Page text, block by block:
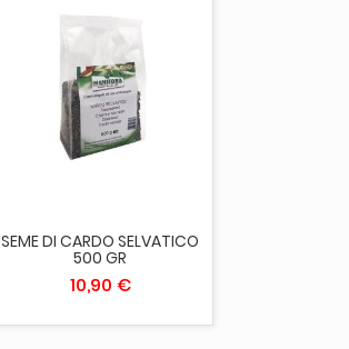
SEME DI CARDO SELVATICO
500 GR
10,90 €